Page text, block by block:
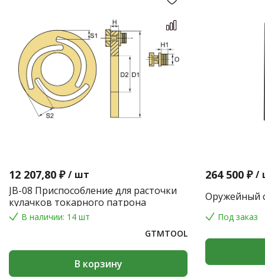
12 207,80 ₽ / шт
JB-08 Приспособление для расточки
кулачков токарного патрона
В наличии: 14 шт
GTMTOOL
В корзину
264 500 ₽ /
Оружейный
Под заказ